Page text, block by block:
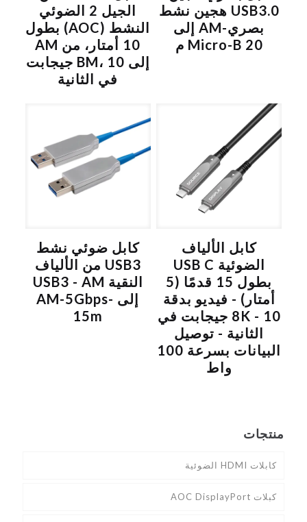
USB3.0 هجين نشط
بصري-AM إلى
Micro-B 20 م
الجيل 2 الضوئي
النشط (AOC) بطول
10 أمتار، من AM
إلى BM، 10 جيجابت
في الثانية
كابل الألياف
الضوئية USB C
بطول 15 قدمًا (5
أمتار) - فيديو بدقة
8K - 10 جيجابت في
الثانية - توصيل
البيانات بسرعة 100
واط
كابل ضوئي نشط
USB3 من الألياف
النقية USB3 - AM
إلى AM-5Gbps-
15m
منتجات
كابلات HDMI الضوئية
كبلات AOC DisplayPort